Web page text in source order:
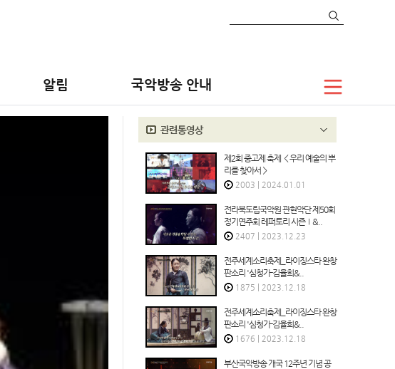
알림 국악방송 안내
제2회 중고제 축제 ＜우리 예술의 뿌
리를 찾아서＞
2003 2024.01.01
전라북도립국악원 관현악단 제50회
정기연주회 레퍼토리 시즌Ⅰ&..
2407 2023.12.23
전주세계소리축제_라이징스타 완창
판소리 '심청가-김율희&..
1875 2023.12.18
전주세계소리축제_라이징스타 완창
판소리 '심청가-김율희&..
1676 2023.12.18
부산국악방송 개국 12주년 기념 공